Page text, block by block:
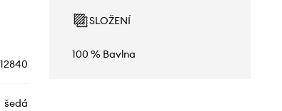
šedá
SLOŽENÍ
100 % Bavlna